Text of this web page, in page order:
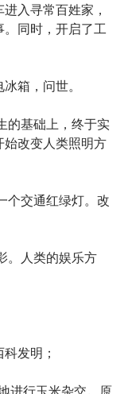
入寻常百姓家，
同时，开启了工
箱，问世。
的基础上，终于实
始改变人类照明方
个交通红绿灯。改
。人类的娱乐方
发明；
进行玉米杂交。原